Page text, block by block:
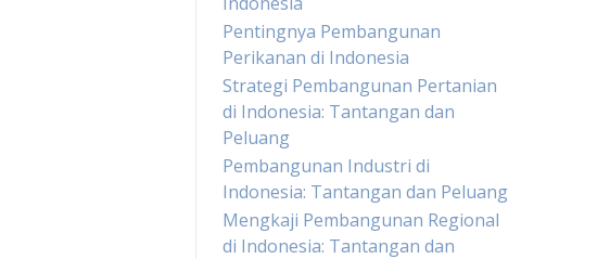
Pentingnya Pembangunan
Perikanan di Indonesia
Strategi Pembangunan Pertanian
di Indonesia: Tantangan dan
Peluang
Pembangunan Industri di
Indonesia: Tantangan dan Peluang
Mengkaji Pembangunan Regional
di Indonesia: Tantangan dan